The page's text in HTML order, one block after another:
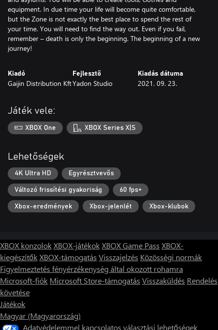
equipment. In due time your life will become quite comfortable,
but the Zone is not exactly the best place to spend the rest of
your time. You will need to find the way out. Even if you fail,
remember – death is only the beginning. The beginning of a new
journey!
Kiadó
Gaijin Distribution Kft
Fejlesztő
Yadon Studio
Kiadás dátuma
2021. 09. 23.
Játék vele:
XBOX One XBOX Series X|S
Lehetőségek
4K Ultra HD Egyrésztvevős
Változó frissítési gyakoriság 60 fps+
Xbox-eredmények Xbox-jelenlét Xbox-klubok
XBOX konzolokXBOX-játékokXBOX Game Pass XBOX-
kiegészítőkXBOX-támogatás Visszajelzés Közösségi normák
Figyelmeztetés fényérzékenység által okozott rohamra
Microsoft-fiók Microsoft Store-támogatás Visszaküldés Rendelés
követése
Játékok
Magyar (Magyarország)
Adatvédelemmel kapcsolatos választási lehetőségek